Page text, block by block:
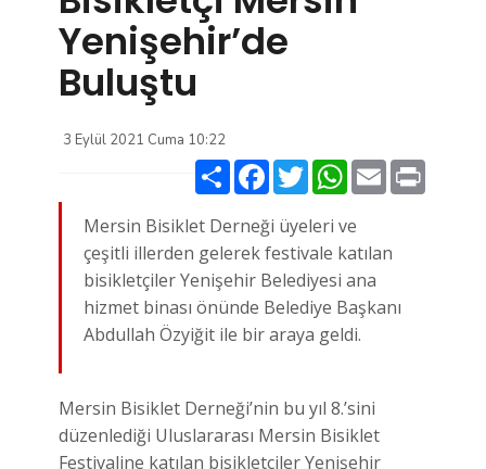
Yenişehir’de
Buluştu
3 Eylül 2021 Cuma 10:22
Paylaş FacebookTwitter WhatsApp
Email
Mersin Bisiklet Derneği üyeleri ve
çeşitli illerden gelerek festivale katılan
bisikletçiler Yenişehir Belediyesi ana
hizmet binası önünde Belediye Başkanı
Abdullah Özyiğit ile bir araya geldi.
Mersin Bisiklet Derneği’nin bu yıl 8.’sini
düzenlediği Uluslararası Mersin Bisiklet
Festivaline katılan bisikletçiler Yenişehir